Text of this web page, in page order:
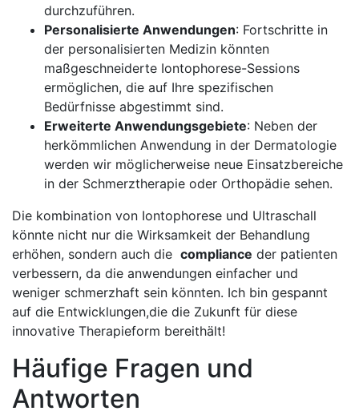
durchzuführen.
Personalisierte⁣ Anwendungen: Fortschritte in
der personalisierten Medizin könnten
maßgeschneiderte Iontophorese-Sessions
ermöglichen, die auf Ihre⁢ spezifischen
Bedürfnisse‌ abgestimmt sind.
Erweiterte Anwendungsgebiete: Neben der
herkömmlichen ​Anwendung in ⁤der​ Dermatologie
werden ⁣wir möglicherweise neue Einsatzbereiche
in der Schmerztherapie oder Orthopädie sehen.
Die‍ kombination von Iontophorese und Ultraschall ​
könnte nicht nur die Wirksamkeit​ der Behandlung
erhöhen, ‌sondern auch die ⁤ compliance der patienten
verbessern, da ​die ⁤anwendungen ​einfacher und
weniger schmerzhaft sein könnten. Ich⁣ bin gespannt
auf ‌die ⁢Entwicklungen,die die Zukunft⁣ für diese
innovative Therapieform bereithält!
Häufige Fragen und
Antworten